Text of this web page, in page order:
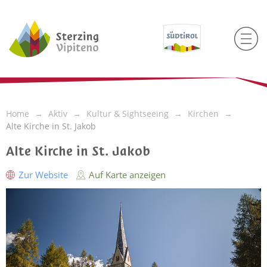
Home Aktiv Kultur & Sightseeing
Kirchen
Alte Kirche in St. Jakob
Alte Kirche in St. Jakob
Zur Website Auf Karte anzeigen